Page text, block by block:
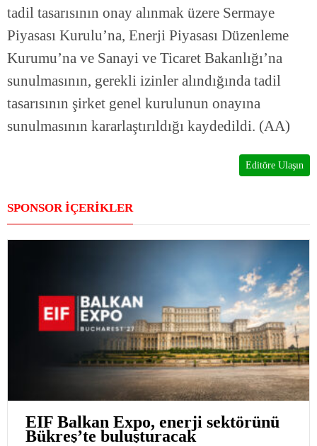
tadil tasarısının onay alınmak üzere Sermaye
Piyasası Kurulu’na, Enerji Piyasası Düzenleme
Kurumu’na ve Sanayi ve Ticaret Bakanlığı’na
sunulmasının, gerekli izinler alındığında tadil
tasarısının şirket genel kurulunun onayına
sunulmasının kararlaştırıldığı kaydedildi. (AA)
Editöre Ulaşın
SPONSOR İÇERİKLER
EIF Balkan Expo, enerji sektörünü
Bükreş’te buluşturacak